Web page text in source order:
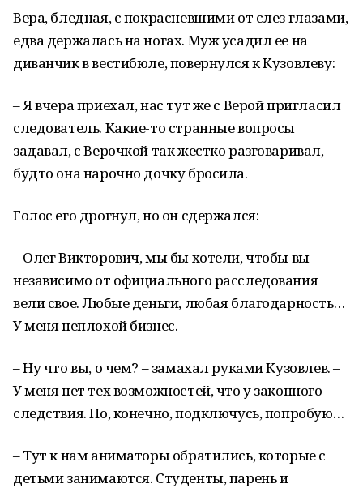
Вера, бледная, с покрасневшими от слез глазами,
едва держалась на ногах. Муж усадил ее на
диванчик в вестибюле, повернулся к Кузовлеву:
– Я вчера приехал, нас тут же с Верой пригласил
следователь. Какие-то странные вопросы
задавал, с Верочкой так жестко разговаривал,
будто она нарочно дочку бросила.
Голос его дрогнул, но он сдержался:
– Олег Викторович, мы бы хотели, чтобы вы
независимо от официального расследования
вели свое. Любые деньги, любая благодарность…
У меня неплохой бизнес.
– Ну что вы, о чем? – замахал руками Кузовлев. –
У меня нет тех возможностей, что у законного
следствия. Но, конечно, подключусь, попробую…
– Тут к нам аниматоры обратились, которые с
детьми занимаются. Студенты, парень и